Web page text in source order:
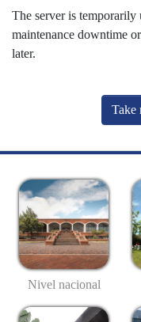
The server is temporarily
maintenance downtime
later.
Take
Nivel nacional